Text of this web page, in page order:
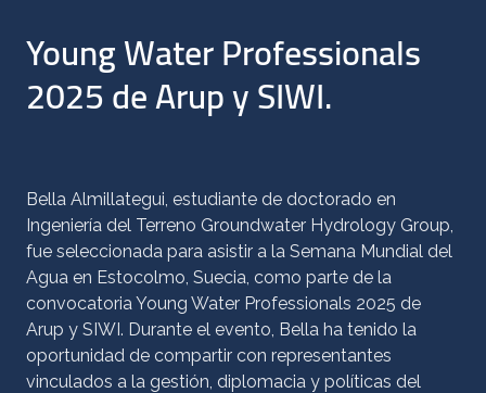
Young Water Professionals
2025 de Arup y SIWI.
Bella Almillategui, estudiante de doctorado en
Ingeniería del Terreno Groundwater Hydrology Group,
fue seleccionada para asistir a la Semana Mundial del
Agua en Estocolmo, Suecia, como parte de la
convocatoria Young Water Professionals 2025 de
Arup y SIWI. Durante el evento, Bella ha tenido la
oportunidad de compartir con representantes
vinculados a la gestión, diplomacia y políticas del